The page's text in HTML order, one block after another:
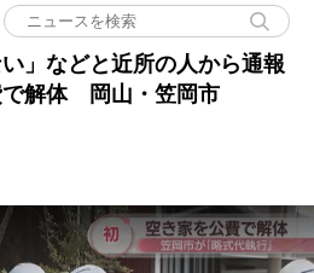
」などと近所の人から通報
で解体 岡山・笠岡市